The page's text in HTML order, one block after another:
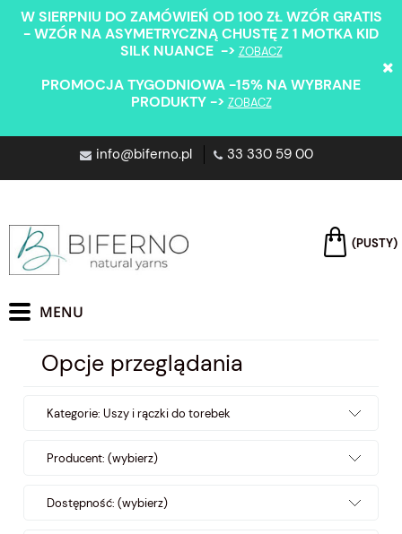
W SIERPNIU DO ZAMÓWIEŃ OD 100 ZŁ WZÓR GRATIS
- WZÓR NA ASYMETRYCZNĄ CHUSTĘ Z 1 MOTKA KID
SILK NUANCE -> ZOBACZ
PROMOCJA TYGODNIOWA -15% NA WYBRANE
PRODUKTY -> ZOBACZ
info@biferno.pl 33 330 59 00
(PUSTY)
Opcje przeglądania
Kategorie: Uszy i rączki do torebek
Producent: (wybierz)
Dostępność: (wybierz)